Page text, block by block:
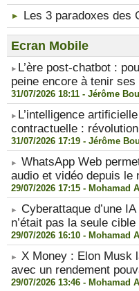
Les 3 paradoxes des
Ecran Mobile
​L’ère post-chatbot :
peine encore à tenir
31/07/2026 18:11 - Jérôme
​L’intelligence
contractuelle :
31/07/2026 17:19 - Jérôme
WhatsApp Web
audio et vidéo depuis le
29/07/2026 17:15 - Mohamad
Cyberattaque d’une
n’était pas la seule cible
29/07/2026 16:10 - Mohamad
X Money : Elon Musk
avec un rendement
29/07/2026 13:46 - Mohamad